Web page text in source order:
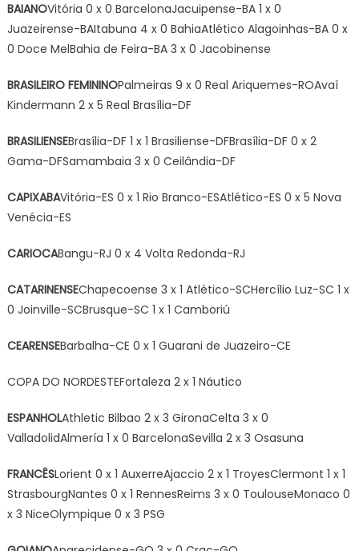
BAIANOVitória 0 x 0 BarcelonaJacuipense-BA 1 x 0
Juazeirense-BAItabuna 4 x 0 BahiaAtlético Alagoinhas-BA 0 x
0 Doce MelBahia de Feira-BA 3 x 0 Jacobinense
BRASILEIRO FEMININOPalmeiras 9 x 0 Real Ariquemes-ROAvaí
Kindermann 2 x 5 Real Brasília-DF
BRASILIENSEBrasília-DF 1 x 1 Brasiliense-DFBrasília-DF 0 x 2
Gama-DFSamambaia 3 x 0 Ceilândia-DF
CAPIXABAVitória-ES 0 x 1 Rio Branco-ESAtlético-ES 0 x 5 Nova
Venécia-ES
CARIOCABangu-RJ 0 x 4 Volta Redonda-RJ
CATARINENSEChapecoense 3 x 1 Atlético-SCHercílio Luz-SC 1 x
0 Joinville-SCBrusque-SC 1 x 1 Camboriú
CEARENSEBarbalha-CE 0 x 1 Guarani de Juazeiro-CE
COPA DO NORDESTEFortaleza 2 x 1 Náutico
ESPANHOLAthletic Bilbao 2 x 3 GironaCelta 3 x 0
ValladolidAlmería 1 x 0 BarcelonaSevilla 2 x 3 Osasuna
FRANCÊSLorient 0 x 1 AuxerreAjaccio 2 x 1 TroyesClermont 1 x 1
StrasbourgNantes 0 x 1 RennesReims 3 x 0 ToulouseMonaco 0
x 3 NiceOlympique 0 x 3 PSG